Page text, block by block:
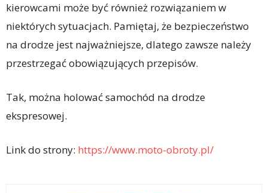
kierowcami może być również rozwiązaniem w
niektórych sytuacjach. Pamiętaj, że bezpieczeństwo
na drodze jest najważniejsze, dlatego zawsze należy
przestrzegać obowiązujących przepisów.
Tak, można holować samochód na drodze
ekspresowej.
Link do strony: https://www.moto-obroty.pl/